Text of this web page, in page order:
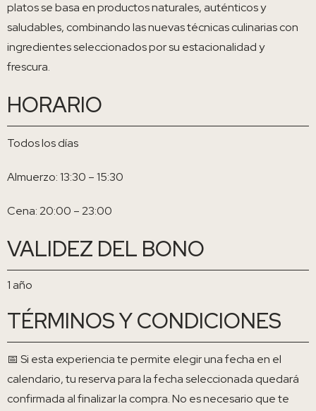
platos se basa en productos naturales, auténticos y
saludables, combinando las nuevas técnicas culinarias con
ingredientes seleccionados por su estacionalidad y
frescura.
HORARIO
Todos los días
Almuerzo: 13:30 – 15:30
Cena: 20:00 – 23:00
VALIDEZ DEL BONO
1 año
TÉRMINOS Y CONDICIONES
📅 Si esta experiencia te permite elegir una fecha en el
calendario, tu reserva para la fecha seleccionada quedará
confirmada al finalizar la compra. No es necesario que te